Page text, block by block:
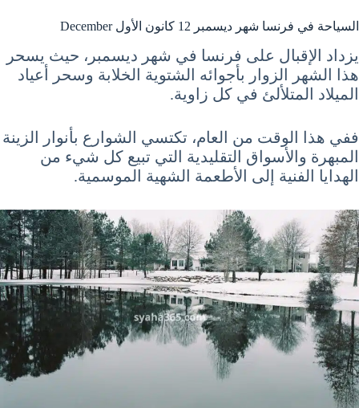
السياحة في فرنسا شهر ديسمبر 12 كانون الأول December
يزداد الإقبال على فرنسا في شهر ديسمبر، حيث يسحر
هذا الشهر الزوار بأجوائه الشتوية الخلابة وسحر أعياد
الميلاد المتلألئ في كل زاوية.
ففي هذا الوقت من العام، تكتسي الشوارع بأنوار الزينة
المبهرة والأسواق التقليدية التي تبيع كل شيء من
الهدايا الفنية إلى الأطعمة الشهية الموسمية.